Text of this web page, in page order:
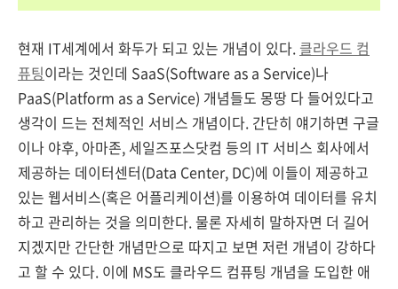
현재 IT세계에서 화두가 되고 있는 개념이 있다. 클라우드 컴
퓨팅이라는 것인데 SaaS(Software as a Service)나
PaaS(Platform as a Service) 개념들도 몽땅 다 들어있다고
생각이 드는 전체적인 서비스 개념이다. 간단히 얘기하면 구글
이나 야후, 아마존, 세일즈포스닷컴 등의 IT 서비스 회사에서
제공하는 데이터센터(Data Center, DC)에 이들이 제공하고
있는 웹서비스(혹은 어플리케이션)를 이용하여 데이터를 유치
하고 관리하는 것을 의미한다. 물론 자세히 말하자면 더 길어
지겠지만 간단한 개념만으로 따지고 보면 저런 개념이 강하다
고 할 수 있다. 이에 MS도 클라우드 컴퓨팅 개념을 도입한 애